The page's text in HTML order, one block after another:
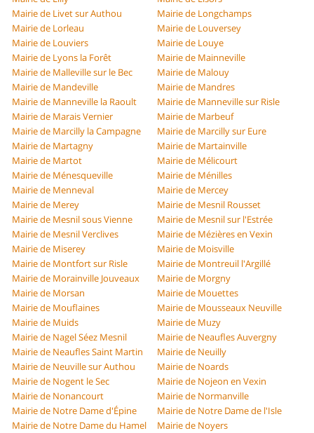
Mairie de Livet sur Authou
Mairie de Longchamps
Mairie de Lorleau
Mairie de Louversey
Mairie de Louviers
Mairie de Louye
Mairie de Lyons la Forêt
Mairie de Mainneville
Mairie de Malleville sur le Bec
Mairie de Malouy
Mairie de Mandeville
Mairie de Mandres
Mairie de Manneville la Raoult
Mairie de Manneville sur Risle
Mairie de Marais Vernier
Mairie de Marbeuf
Mairie de Marcilly la Campagne
Mairie de Marcilly sur Eure
Mairie de Martagny
Mairie de Martainville
Mairie de Martot
Mairie de Mélicourt
Mairie de Ménesqueville
Mairie de Ménilles
Mairie de Menneval
Mairie de Mercey
Mairie de Merey
Mairie de Mesnil Rousset
Mairie de Mesnil sous Vienne
Mairie de Mesnil sur l'Estrée
Mairie de Mesnil Verclives
Mairie de Mézières en Vexin
Mairie de Miserey
Mairie de Moisville
Mairie de Montfort sur Risle
Mairie de Montreuil l'Argillé
Mairie de Morainville Jouveaux
Mairie de Morgny
Mairie de Morsan
Mairie de Mouettes
Mairie de Mouflaines
Mairie de Mousseaux Neuville
Mairie de Muids
Mairie de Muzy
Mairie de Nagel Séez Mesnil
Mairie de Neaufles Auvergny
Mairie de Neaufles Saint Martin
Mairie de Neuilly
Mairie de Neuville sur Authou
Mairie de Noards
Mairie de Nogent le Sec
Mairie de Nojeon en Vexin
Mairie de Nonancourt
Mairie de Normanville
Mairie de Notre Dame d'Épine
Mairie de Notre Dame de l'Isle
Mairie de Notre Dame du Hamel
Mairie de Noyers